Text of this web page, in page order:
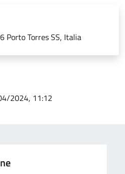
Porto Torres SS, Italia
2024, 11:12